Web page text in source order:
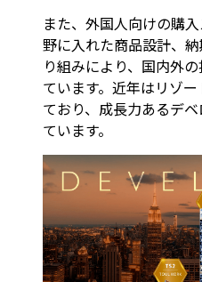
また、外国人向けの購
野に入れた商品設計、
り組みにより、国内外
ています。近年はリゾ
ており、成長力あるデ
ています。